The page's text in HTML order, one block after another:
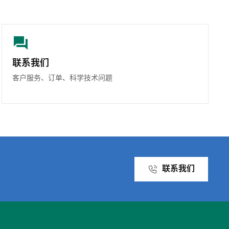
联系我们
客户服务、订单、科学技术问题
联系我们